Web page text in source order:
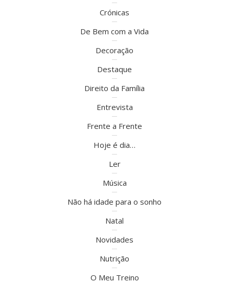
Crónicas
De Bem com a Vida
Decoração
Destaque
Direito da Família
Entrevista
Frente a Frente
Hoje é dia…
Ler
Música
Não há idade para o sonho
Natal
Novidades
Nutrição
O Meu Treino